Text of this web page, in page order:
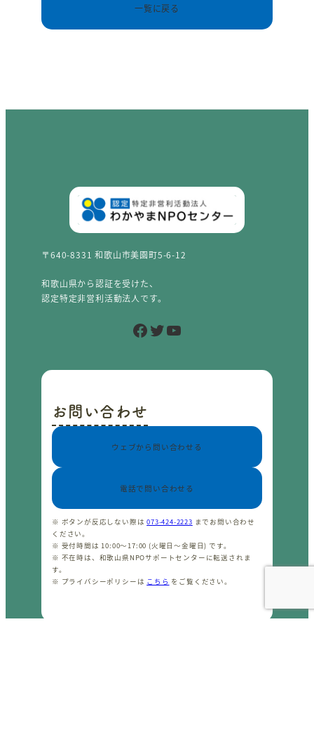
一覧に戻る
〒640-8331 和歌山市美園町5-6-12
和歌山県から認証を受けた、
認定特定非営利活動法人です。
Facebook Twitter YouTube
お問い合わせ
ウェブから問い合わせる
電話で問い合わせる
※ ボタンが反応しない際は073-424-2223 までお問い合わせ
ください。
※ 受付時間は 10:00〜17:00 (火曜日〜金曜日) です。
※ 不在時は、和歌山県NPOサポートセンターに転送されま
す。
※ プライバシーポリシーは こちら をご覧ください。